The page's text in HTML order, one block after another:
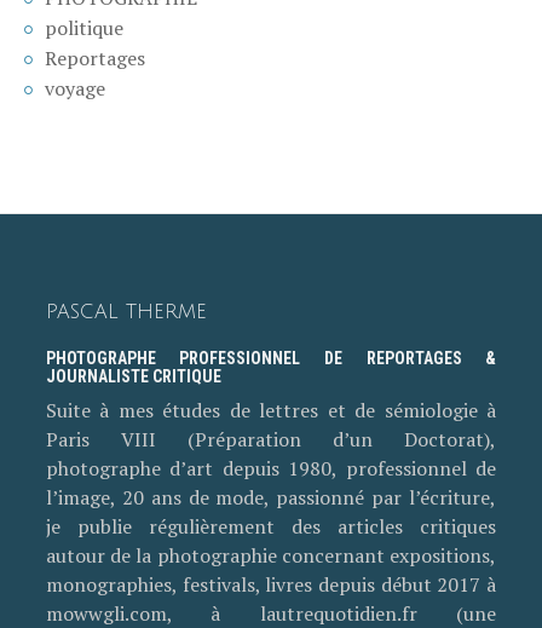
politique
Reportages
voyage
PASCAL THERME
PHOTOGRAPHE PROFESSIONNEL DE REPORTAGES &
JOURNALISTE CRITIQUE
Suite à mes études de lettres et de sémiologie à
Paris VIII (Préparation d’un Doctorat),
photographe d’art depuis 1980, professionnel de
l’image, 20 ans de mode, passionné par l’écriture,
je publie régulièrement des articles critiques
autour de la photographie concernant expositions,
monographies, festivals, livres depuis début 2017 à
mowwgli.com, à lautrequotidien.fr (une